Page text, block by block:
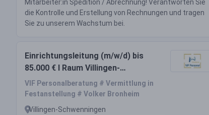
Mitarbeiter:in Spedition / Abrechnung! Verantworten Sie
die Kontrolle und Erstellung von Rechnungen und tragen
Sie zu unserem Wachstum bei.
Einrichtungsleitung (m/w/d) bis
85.000 € I Raum Villingen-
Schwenningen / Schwarzwald-
Baar-Kreis
VIF Personalberatung # Vermittlung in
Festanstellung # Volker Bronheim
Villingen-Schwenningen